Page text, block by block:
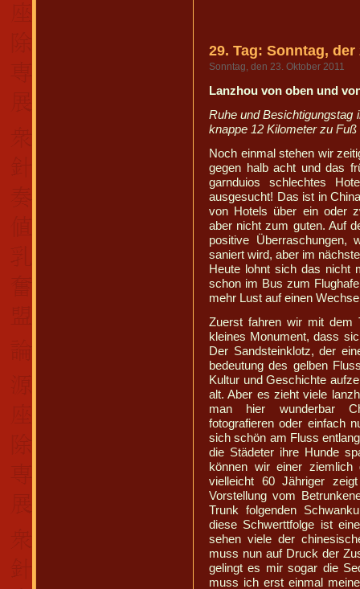
29. Tag: Sonntag, der
Sonntag, den 23. Oktober 2011
Lanzhou von oben und
Ruhe und Besichtigungstag
knappe 12 Kilometer zu
Noch einmal stehen wir
gegen halb acht und das
garnduios schlechtes
ausgesucht! Das ist in
von Hotels über ein oder
aber nicht zum guten. Auf
positive Überraschungen,
saniert wird, aber im
Heute lohnt sich das nicht
schon im Bus zum
mehr Lust auf einen
Zuerst fahren wir mit dem
kleines Monument, dass
Der Sandsteinklotz, der
bedeutung des gelben
Kultur und Geschichte
alt. Aber es zieht viele
man hier wunderbar
fotografieren oder einfach
sich schön am Fluss
die Städeter ihre Hunde
können wir einer ziemlich
vielleicht 60 Jähriger
Vorstellung vom
Trunk folgenden
diese Schwerttfolge ist
sehen viele der
muss nun auf Druck der
gelingt es mir sogar die
muss ich erst einmal